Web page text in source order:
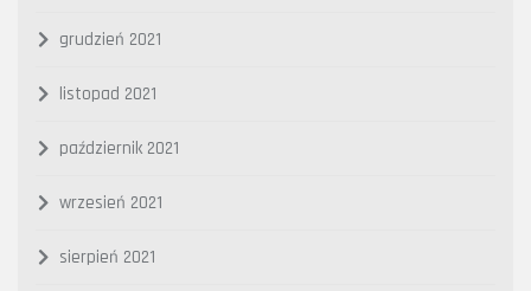
grudzień 2021
listopad 2021
październik 2021
wrzesień 2021
sierpień 2021